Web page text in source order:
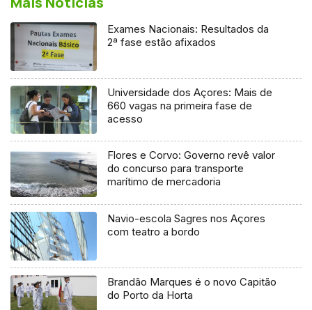
Exames Nacionais: Resultados da
2ª fase estão afixados
Universidade dos Açores: Mais de
660 vagas na primeira fase de
acesso
Flores e Corvo: Governo revê valor
do concurso para transporte
marítimo de mercadoria
Navio-escola Sagres nos Açores
com teatro a bordo
Brandão Marques é o novo Capitão
do Porto da Horta